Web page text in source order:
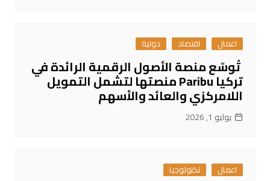
اعمال اقتصاد دولية
تُوسّع منصة الأصول الرقمية الرائدة في
تركيا Paribu منصتها لتشمل التمويل
اللامركزي والعائد والأسهم
يوليو 1, 2026
اعمال تكنولوجيا